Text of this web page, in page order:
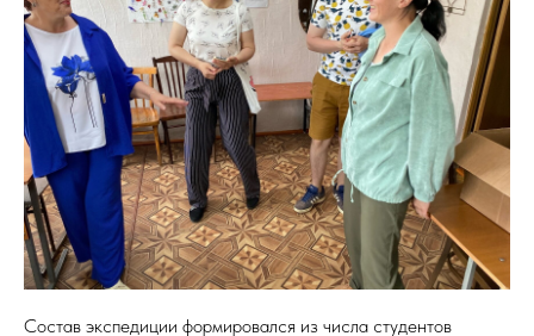
Состав экспедиции формировался из числа студентов